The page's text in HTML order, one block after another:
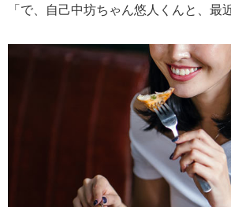
「で、自己中坊ちゃん悠人くんと、最